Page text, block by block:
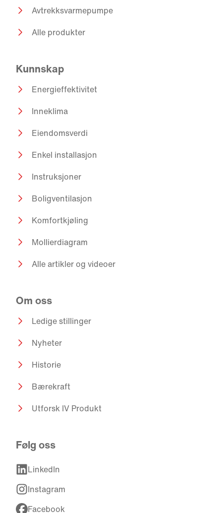
Avtrekksvarmepumpe
Alle produkter
Kunnskap
Energieffektivitet
Inneklima
Eiendomsverdi
Enkel installasjon
Instruksjoner
Boligventilasjon
Komfortkjøling
Mollierdiagram
Alle artikler og videoer
Om oss
Ledige stillinger
Nyheter
Historie
Bærekraft
Utforsk IV Produkt
Følg oss
LinkedIn
Instagram
Facebook